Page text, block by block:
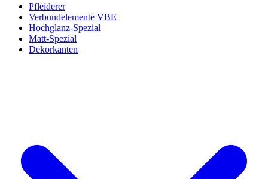
Pfleiderer
Verbundelemente VBE
Hochglanz-Spezial
Matt-Spezial
Dekorkanten